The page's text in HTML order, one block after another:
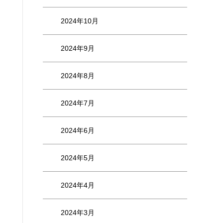
2024年10月
2024年9月
2024年8月
2024年7月
2024年6月
2024年5月
2024年4月
2024年3月